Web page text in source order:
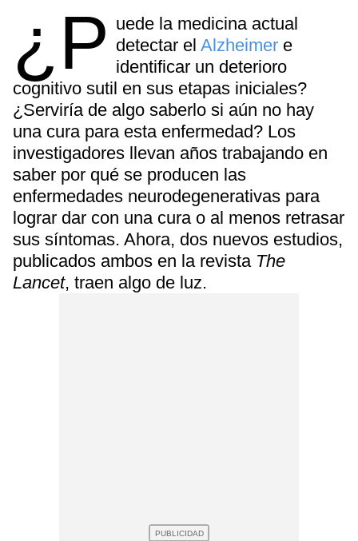
¿P uede la medicina actual
detectar el Alzheimer e
identificar un deterioro
cognitivo sutil en sus etapas iniciales?
¿Serviría de algo saberlo si aún no hay
una cura para esta enfermedad? Los
investigadores llevan años trabajando en
saber por qué se producen las
enfermedades neurodegenerativas para
lograr dar con una cura o al menos retrasar
sus síntomas. Ahora, dos nuevos estudios,
publicados ambos en la revistaThe
Lancet, traen algo de luz.